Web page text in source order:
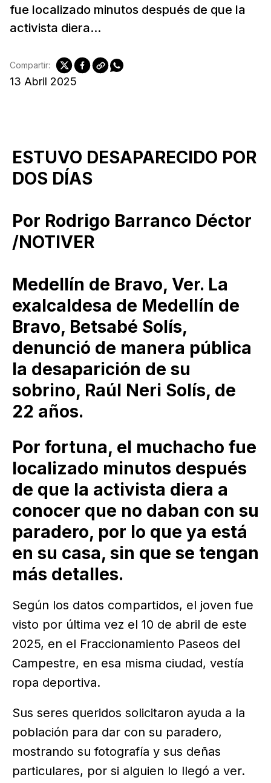
fue localizado minutos después de que la
activista diera...
13 Abril 2025
Compartir:
ESTUVO DESAPARECIDO POR
DOS DÍAS
Por Rodrigo Barranco Déctor
/NOTIVER
Medellín de Bravo, Ver. La
exalcaldesa de Medellín de
Bravo, Betsabé Solís,
denunció de manera pública
la desaparición de su
sobrino, Raúl Neri Solís, de
22 años.
Por fortuna, el muchacho fue
localizado minutos después
de que la activista diera a
conocer que no daban con su
paradero, por lo que ya está
en su casa, sin que se tengan
más detalles.
Según los datos compartidos, el joven fue
visto por última vez el 10 de abril de este
2025, en el Fraccionamiento Paseos del
Campestre, en esa misma ciudad, vestía
ropa deportiva.
Sus seres queridos solicitaron ayuda a la
población para dar con su paradero,
mostrando su fotografía y sus deñas
particulares, por si alguien lo llegó a ver.